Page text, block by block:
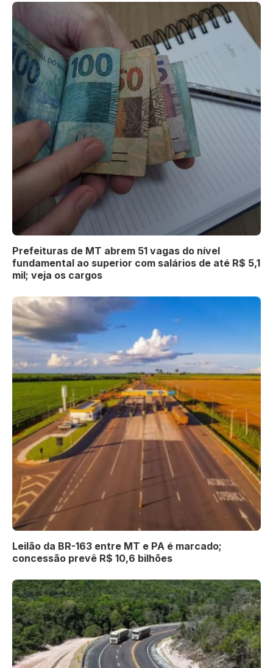
Prefeituras de MT abrem 51 vagas do nível
fundamental ao superior com salários de até R$ 5,1
mil; veja os cargos
Leilão da BR-163 entre MT e PA é marcado;
concessão prevê R$ 10,6 bilhões